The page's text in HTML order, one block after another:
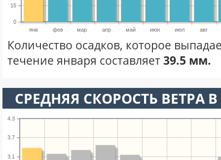
янв фев мар апр май июн июл авг
0
15
Количество осадков, которое
течение января составляет39.5 мм.
СРЕДНЯЯ СКОРОСТЬ ВЕТРА
3.1
3.7
4.3